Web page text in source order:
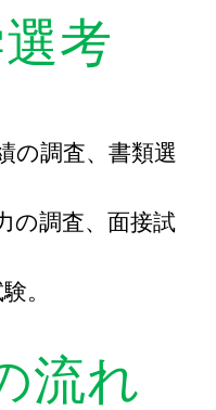
考
の調査、書類選
の調査、面接試
。
流れ